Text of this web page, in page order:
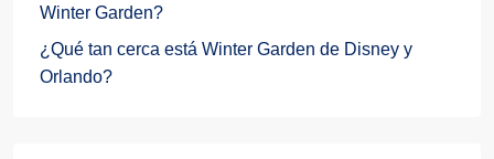
Winter Garden?
¿Qué tan cerca está Winter Garden de Disney y
Orlando?